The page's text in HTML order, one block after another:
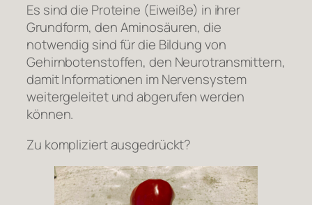
Es sind die Proteine (Eiweiße) in ihrer
Grundform, den Aminosäuren, die
notwendig sind für die Bildung von
Gehirnbotenstoffen, den Neurotransmittern,
damit Informationen im Nervensystem
weitergeleitet und abgerufen werden
können.
Zu kompliziert ausgedrückt?